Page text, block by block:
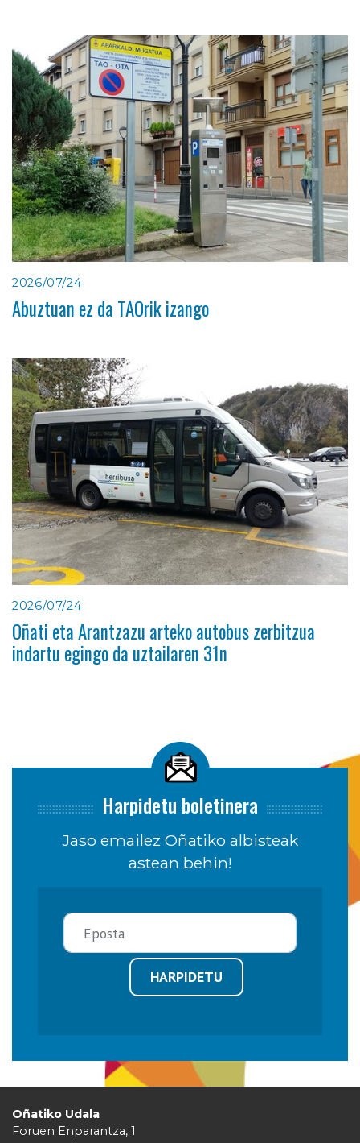
2026/07/24
Abuztuan ez da TAOrik izango
2026/07/24
Oñati eta Arantzazu arteko autobus zerbitzua
indartu egingo da uztailaren 31n
Harpidetu boletinera
Jaso emailez Oñatiko albisteak
astean behin!
HARPIDETU
Oñatiko Udala
Foruen Enparantza, 1